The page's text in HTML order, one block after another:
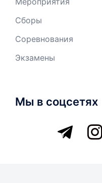
Сборы
Соревнования
Экзамены
Мы в соцсетях
telegram